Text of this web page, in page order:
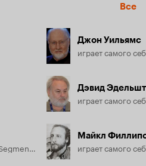
Все
Джон Уильямс
играет самого
Дэвид
играет самого
Майкл
играет самого